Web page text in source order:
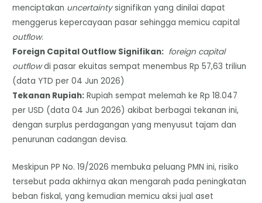
menciptakan uncertaintysignifikan yang dinilai dapat
menggerus kepercayaan pasar sehingga memicu capital
outflow.
Foreign Capital Outflow Signifikan: foreign capital
outflowdi pasar ekuitas sempat menembus Rp 57,63 triliun
(data YTD per 04 Jun 2026)
Tekanan Rupiah: Rupiah sempat melemah ke Rp 18.047
per USD (data 04 Jun 2026) akibat berbagai tekanan ini,
dengan surplus perdagangan yang menyusut tajam dan
penurunan cadangan devisa.
Meskipun PP No. 19/2026 membuka peluang PMN ini, risiko
tersebut pada akhirnya akan mengarah pada peningkatan
beban fiskal, yang kemudian memicu aksi jual aset